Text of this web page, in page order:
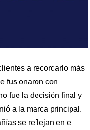
a recordarlo más
fusionaron con
fue la decisión final y
a la marca principal.
se reflejan en el